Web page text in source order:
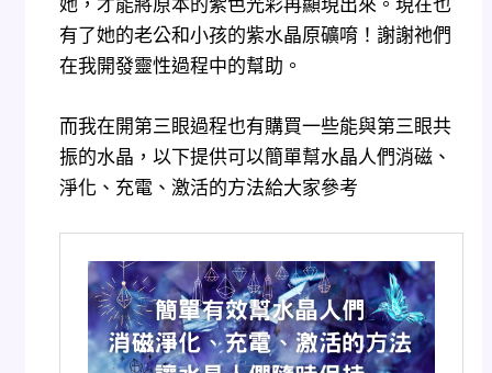
有了她的老公和小孩的紫水晶原礦唷！謝謝祂們
在我開發靈性過程中的幫助。
而我在開第三眼過程也有購買一些能與第三眼共
振的水晶，以下提供可以簡單幫水晶人們消磁、
淨化、充電、激活的方法給大家參考